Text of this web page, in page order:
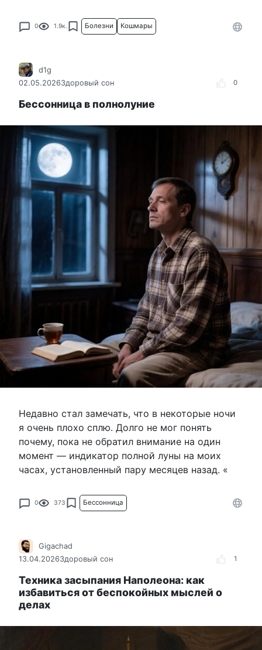
0 1.9к. Болезни Кошмары
0
d1g
02.05.2026Здоровый сон
Бессонница в полнолуние
Недавно стал замечать, что в некоторые ночи
я очень плохо сплю. Долго не мог понять
почему, пока не обратил внимание на один
момент — индикатор полной луны на моих
часах, установленный пару месяцев назад. «
0 373 Бессонница
1
Gigachad
13.04.2026Здоровый сон
Техника засыпания Наполеона: как
избавиться от беспокойных мыслей о
делах